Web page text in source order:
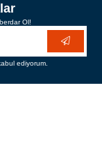
Ol!
ediyorum.